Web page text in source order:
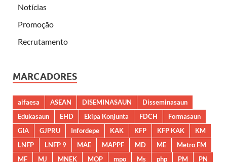
Notícias
Promoção
Recrutamento
MARCADORES
aifaesa ASEAN DISEMINASAUN
Disseminasaun
Edukasaun
EHD Ekipa Konjunta FDCH
Formasaun
GIA
GJPRU Infordepe KAK KFP KFP KAK
KM
LNFP
LNFP 9 MAE MAPPF MD ME
Metro FM
MF
MJ MNEK MOP mpo Ms php PM PN